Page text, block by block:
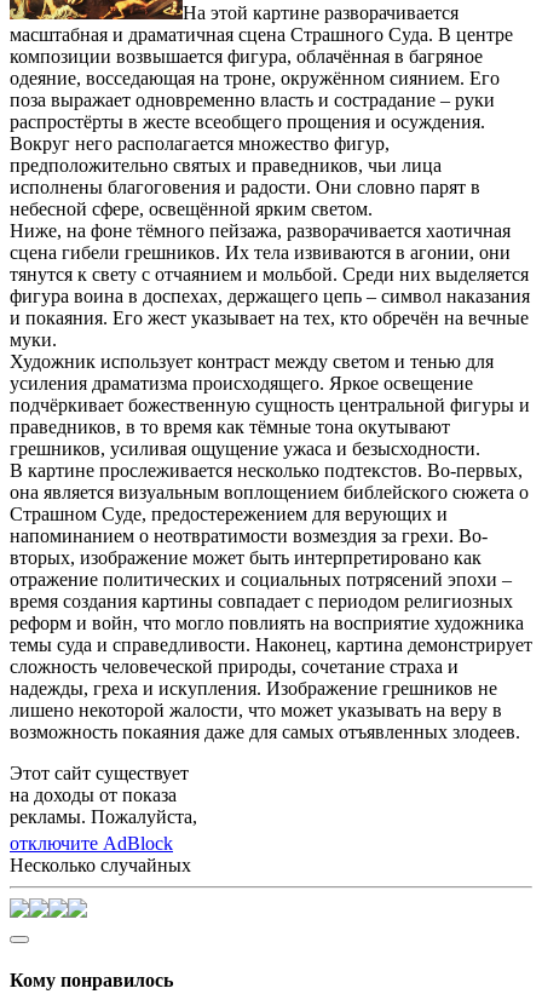
На этой картине разворачивается
масштабная и драматичная сцена Страшного Суда. В центре
композиции возвышается фигура, облачённая в багряное
одеяние, восседающая на троне, окружённом сиянием. Его
поза выражает одновременно власть и сострадание – руки
распростёрты в жесте всеобщего прощения и осуждения.
Вокруг него располагается множество фигур,
предположительно святых и праведников, чьи лица
исполнены благоговения и радости. Они словно парят в
небесной сфере, освещённой ярким светом.
Ниже, на фоне тёмного пейзажа, разворачивается хаотичная
сцена гибели грешников. Их тела извиваются в агонии, они
тянутся к свету с отчаянием и мольбой. Среди них выделяется
фигура воина в доспехах, держащего цепь – символ наказания
и покаяния. Его жест указывает на тех, кто обречён на вечные
муки.
Художник использует контраст между светом и тенью для
усиления драматизма происходящего. Яркое освещение
подчёркивает божественную сущность центральной фигуры и
праведников, в то время как тёмные тона окутывают
грешников, усиливая ощущение ужаса и безысходности.
В картине прослеживается несколько подтекстов. Во-первых,
она является визуальным воплощением библейского сюжета о
Страшном Суде, предостережением для верующих и
напоминанием о неотвратимости возмездия за грехи. Во-
вторых, изображение может быть интерпретировано как
отражение политических и социальных потрясений эпохи –
время создания картины совпадает с периодом религиозных
реформ и войн, что могло повлиять на восприятие художника
темы суда и справедливости. Наконец, картина демонстрирует
сложность человеческой природы, сочетание страха и
надежды, греха и искупления. Изображение грешников не
лишено некоторой жалости, что может указывать на веру в
возможность покаяния даже для самых отъявленных злодеев.
Этот сайт существует
на доходы от показа
рекламы. Пожалуйста,
отключите AdBlock
Несколько случайных
Кому понравилось